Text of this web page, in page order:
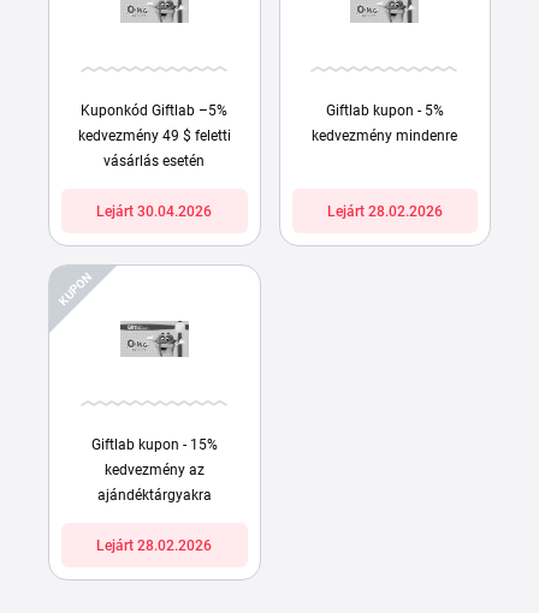
Kuponkód Giftlab –5%
kedvezmény 49 $ feletti
vásárlás esetén
Lejárt 30.04.2026
Giftlab kupon - 5%
kedvezmény mindenre
Lejárt 28.02.2026
KUPON
Giftlab kupon - 15%
kedvezmény az
ajándéktárgyakra
Lejárt 28.02.2026